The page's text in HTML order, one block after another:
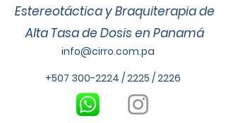
Estereotáctica y Braquiterapia de
Alta Tasa de Dosis en Panamá
info@cirro.com.pa
+507 300-2224 / 2225 / 2226